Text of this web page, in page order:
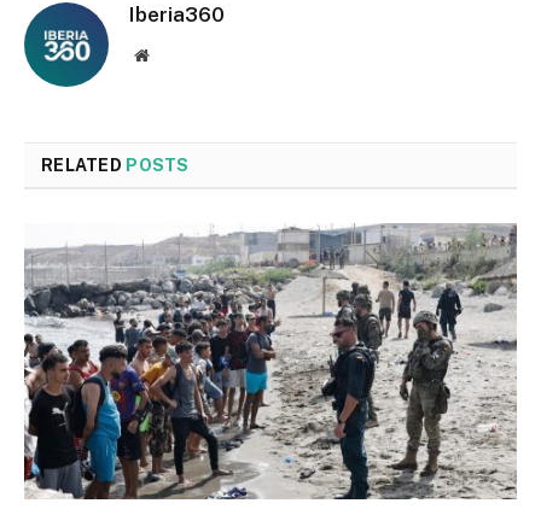
Iberia360
Website
RELATED POSTS